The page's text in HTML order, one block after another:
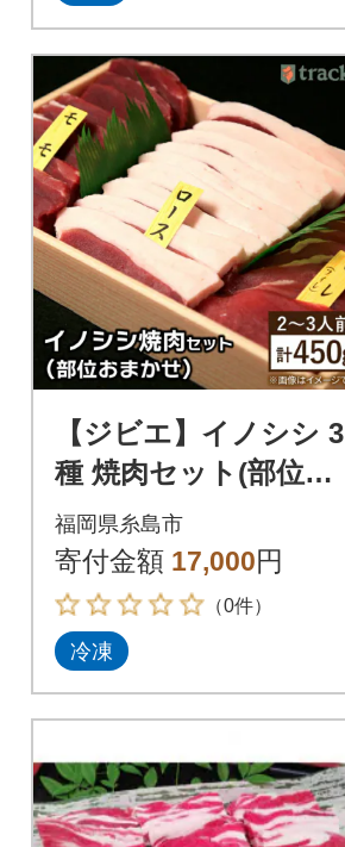
【ジビエ】イノシシ 3
種 焼肉セット(部位お
まかせ)450g 2、3人前
[AUF005] ジビエ 猪
福岡県糸島市
寄付金額 17,000円
（0件）
冷凍